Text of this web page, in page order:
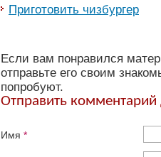
Приготовить чизбургер
Если вам понравился
отправьте его своим
попробуют.
Отправить
Имя *